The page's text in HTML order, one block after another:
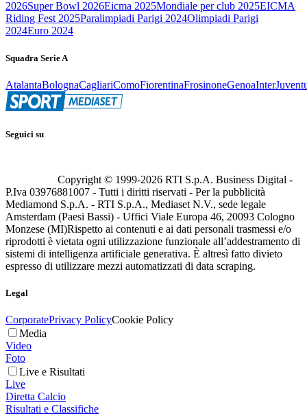
2026Super Bowl 2026Eicma 2025Mondiale per club 2025EICMA
Riding Fest 2025Paralimpiadi Parigi 2024Olimpiadi Parigi
2024Euro 2024
Squadra Serie A
AtalantaBolognaCagliariComoFiorentinaFrosinoneGenoaInter
Seguici su
Copyright © 1999-2026 RTI S.p.A. Business Digital -
P.Iva 03976881007 - Tutti i diritti riservati - Per la pubblicità
Mediamond S.p.A. - RTI S.p.A., Mediaset N.V., sede legale
Amsterdam (Paesi Bassi) - Uffici Viale Europa 46, 20093 Cologno
Monzese (MI)Rispetto ai contenuti e ai dati personali trasmessi e/o
riprodotti è vietata ogni utilizzazione funzionale all’addestramento di
sistemi di intelligenza artificiale generativa. È altresì fatto divieto
espresso di utilizzare mezzi automatizzati di data scraping.
Legal
CorporatePrivacy PolicyCookie Policy
Media
Video
Foto
Live e Risultati
Live
Diretta Calcio
Risultati e Classifiche